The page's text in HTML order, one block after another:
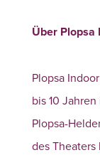
Über Plopsa
Plopsa
bis 10
Plopsa-
des